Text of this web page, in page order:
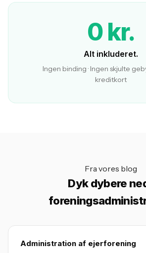
0 kr.
Alt inkluderet.
Ingen binding · Ingen skjulte
kreditkort
Fra vores blog
Dyk dybere
Administration af ejerforening